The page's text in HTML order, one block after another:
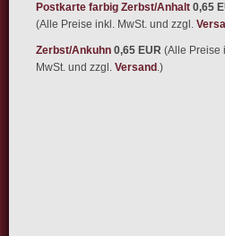
Postkarte farbig Zerbst/Anhalt 0,65
(Alle Preise inkl. MwSt. und zzgl.
Zerbst/Ankuhn 0,65 EUR (Alle Preise
MwSt. und zzgl. Versand .)